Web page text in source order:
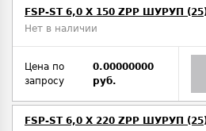
FSP-ST 6,0 X 150 ZPP ШУРУП
Нет в наличии
Цена по
запросу
0.00000000
руб.
FSP-ST 6,0 X 220 ZPP ШУРУП